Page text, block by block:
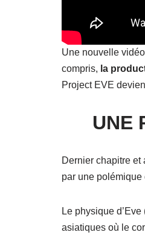
Une nouvelle
compris, la
Project EVE
UNE
Dernier chapitre et
par une polémique
Le physique
asiatiques où le